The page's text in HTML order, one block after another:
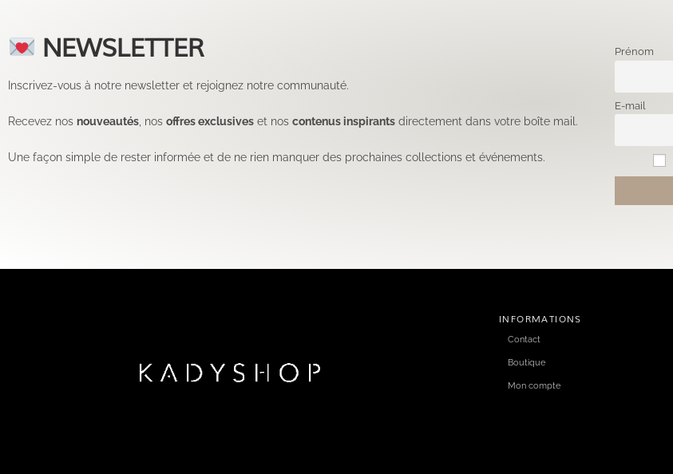
NEWSLETTER
Inscrivez-vous à notre newsletter et rejoignez notre communauté.
Recevez nos nouveautés, nos offres exclusives et nos contenus inspirants directement dans votre boîte mail.
Une façon simple de rester informée et de ne rien manquer des prochaines collections et événements.
Prénom
E-mail
INFORMATIONS
Contact
Boutique
Mon compte